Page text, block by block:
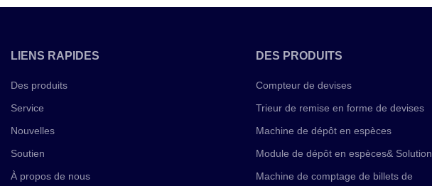
LIENS RAPIDES
Des produits
Service
Nouvelles
Soutien
À propos de nous
DES PRODUITS
Compteur de devises
Trieur de remise en forme de devises
Machine de dépôt en espèces
Module de dépôt en espèces& Solution
Machine de comptage de billets de